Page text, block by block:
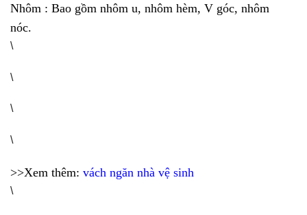
Nhôm : Bao gồm nhôm u, nhôm hèm, V góc, nhôm
nóc.
\
\
\
\
>>Xem thêm: vách ngăn nhà vệ sinh
\